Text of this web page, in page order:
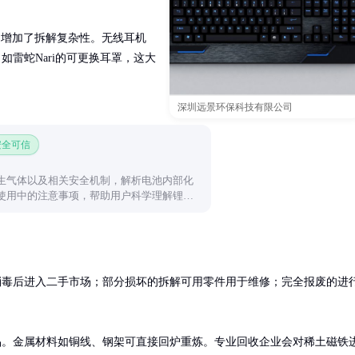
深圳远景环保科技有限公司
加了拆解复杂性。无线耳机
雷蛇Nari的可更换耳罩，这大
全可信
气体以及相关安全机制，解析电池内部化
用中的注意事项，帮助用户科学理解锂电
后进入二手市场；部分损坏的拆解可用零件用于维修；完全报废的进
金属材料如铜线、钢架可直接回炉重炼。专业回收企业会对稀土磁铁